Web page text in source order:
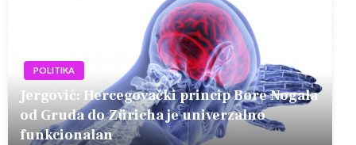
POLITIKA
Jergović: Hercegovački princip Bore Nogala
od Gruda do Züricha je univerzalno
funkcionalan